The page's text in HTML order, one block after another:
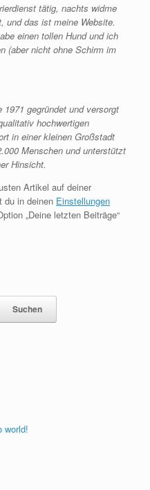
tätig, nachts widme
und das ist meine Website.
einen tollen Hund und ich
(aber nicht ohne Schirm im
gegründet und versorgt
hochwertigen
in einer kleinen Großstadt
Menschen und unterstützt
Hinsicht.
Artikel auf deiner
du in deinen Einstellungen
„Deine letzten Beiträge“
Suchen
world!